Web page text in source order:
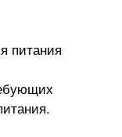
питания